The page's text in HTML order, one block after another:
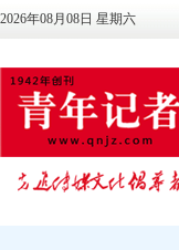
2026年08月08日 星期六